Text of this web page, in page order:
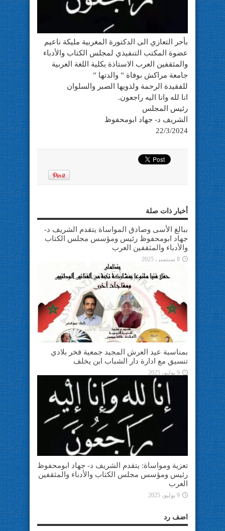
بأحر التعازي الى الدكتورة المغربية مليكة ناعيم
عضوة المكتب التنفيذي لمجلس الكتاب والأدباء
والمثقفين العرب الاستاذة بكلية اللغة العربية
جامعة مراكش بوفاة ” والدتها ”
للفقيدة الرحمة ولذويها الصبر والسلوان
انا لله وانا اليه راجعون.
رئيس المجلس
الشريف د- جهاد ابومحفوظ
22/3/2024
أخبار ذات صلة
ببالغ الأسى وصادق المواساة يتقدم الشريف د-
جهاد ابومحفوظ رئيس ومؤسس مجلس الكتاب
والأدباء والمثقفين العرب
8 سبتمبر، 2025
بمناسبة عيد العرش المجيد جمعية فخر بلادي
تنسيق مع ادارة دار الشباب ابن يخلف
9 يوليو، 2025
تعزية ومواساة: يتقدم الشريف د- جهاد ابومحفوظ
رئيس ومؤسس مجلس الكتاب والأدباء والمثقفين
العرب
9 يوليو، 2025
اضف رد